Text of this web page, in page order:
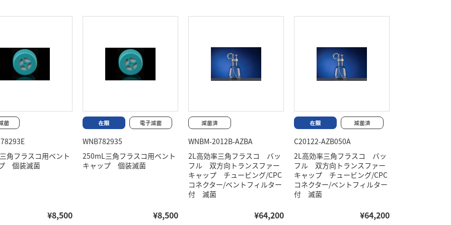
角フラスコ用ベント
個装滅菌
¥8,500
WNB782935
250mL三角フラスコ用ベント
キャップ 個装滅菌
¥8,500
WNBM-2012B-AZBA
2L高効率三角フラスコ バッ
フル 双方向トランスファー
キャップ チュービング/CPC
コネクター/ベントフィルター
付 滅菌
¥64,200
C20122-AZB050A
2L高効率三角フラスコ バッ
フル 双方向トランスファー
キャップ チュービング/CPC
コネクター/ベントフィルター
付 滅菌
¥64,200